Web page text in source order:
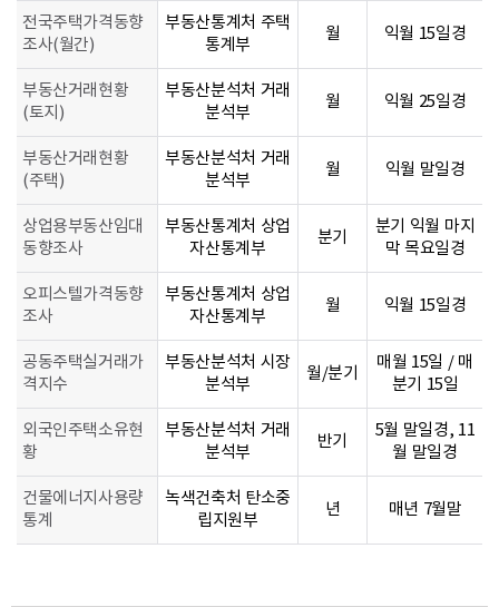
전국주택가격동향
조사(월간)
부동산통계처 주택
통계부
월 익월 15일경
부동산거래현황
(토지)
부동산분석처 거래
분석부
월 익월 25일경
부동산거래현황
(주택)
부동산분석처 거래
분석부
월 익월 말일경
상업용부동산임대
동향조사
부동산통계처 상업
자산통계부
분기
분기 익월 마지
막 목요일경
오피스텔가격동향
조사
부동산통계처 상업
자산통계부
월 익월 15일경
공동주택실거래가
격지수
부동산분석처 시장
분석부
월/분기
매월 15일 / 매
분기 15일
외국인주택소유현
황
부동산분석처 거래
분석부
반기
5월 말일경, 11
월 말일경
건물에너지사용량
통계
녹색건축처 탄소중
립지원부
년 매년 7월말